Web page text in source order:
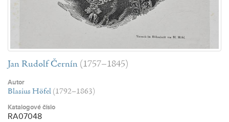
Jan Rudolf Černín (1757–1845)
Autor
Blasius Höfel (1792–1863)
Katalogové číslo
RA07048